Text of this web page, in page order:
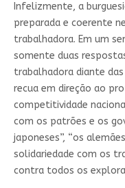
Infelizmente, a
preparada e coerente
trabalhadora. Em um
somente duas
trabalhadora diante
recua em direção ao
competitividade
com os patrões e os
japoneses”, “os
solidariedade com os
contra todos os